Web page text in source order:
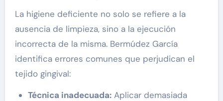
La higiene deficiente no solo se refiere a la
ausencia de limpieza, sino a la ejecución
incorrecta de la misma. Bermúdez García
identifica errores comunes que perjudican el
tejido gingival:
Técnica inadecuada:Aplicar demasiada